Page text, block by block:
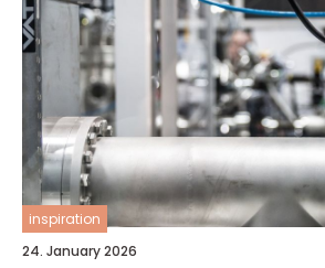
inspiration
24. January 2026